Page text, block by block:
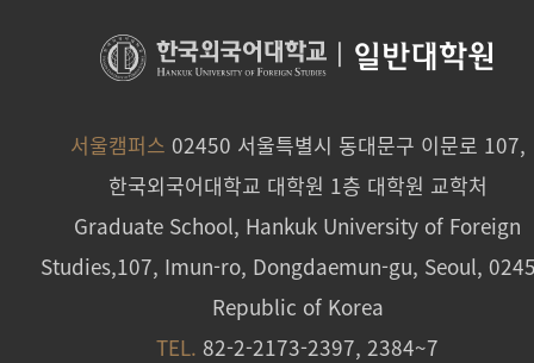
일반대학원
서울캠퍼스 02450 서울특별시 동대문구 이문로 107,
한국외국어대학교 대학원 1층 대학원 교학처
Graduate School, Hankuk University of Foreign
Studies,107, Imun-ro, Dongdaemun-gu, Seoul,
Republic of Korea
TEL. 82-2-2173-2397, 2384~7